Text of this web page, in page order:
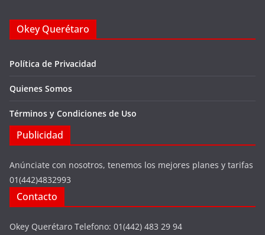
Okey Querétaro
Política de Privacidad
Quienes Somos
Términos y Condiciones de Uso
Publicidad
Anúnciate con nosotros, tenemos los mejores planes y tarifas
01(442)4832993
Contacto
Okey Querétaro Telefono: 01(442) 483 29 94